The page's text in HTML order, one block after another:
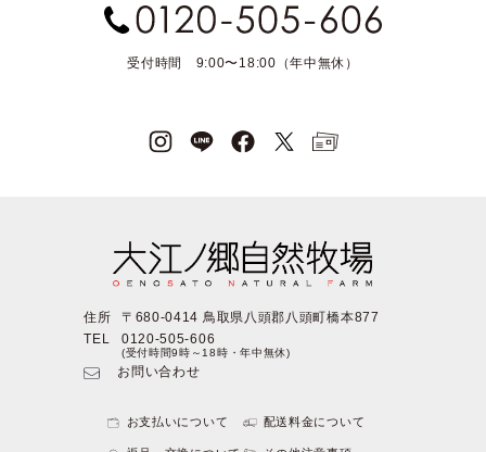
受付時間 9:00〜18:00（年中無休）
住所
〒680-0414 鳥取県八頭郡八頭町橋本877
TEL
0120-505-606
(受付時間9時～18時・年中無休)
お問い合わせ
お支払いについて 配送料金について